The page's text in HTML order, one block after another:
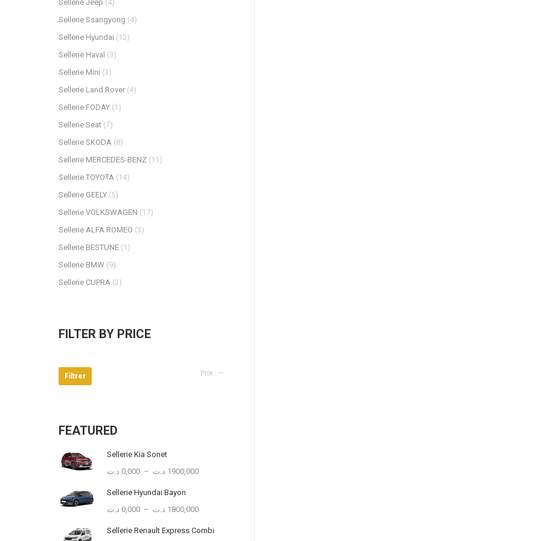
Sellerie Jeep (4)
Sellerie Ssangyong (4)
Sellerie Hyundai (12)
Sellerie Haval (3)
Sellerie Mini (3)
Sellerie Land Rover (4)
Sellerie FODAY (1)
Sellerie Seat (7)
Sellerie SKODA (8)
Sellerie MERCEDES-BENZ (11)
Sellerie TOYOTA (14)
Sellerie GEELY (5)
Sellerie VOLKSWAGEN (17)
Sellerie ALFA ROMEO (3)
Sellerie BESTUNE (1)
Sellerie BMW (9)
Sellerie CUPRA (2)
FILTER BY PRICE
Filtrer Prix : —
FEATURED
Sellerie Kia Sonet
0,000 د.ت – 1900,000 د.ت
Plage
0,000 د.ت
Sellerie Hyundai Bayon
0,000 د.ت – 1800,000 د.ت
Plage
prix :
Sellerie Renault Express Combi